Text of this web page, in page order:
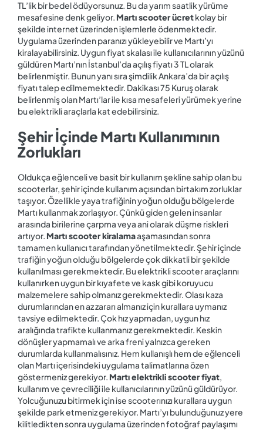
TL’lik bir bedel ödüyorsunuz. Bu da yarım saatlik yürüme
mesafesine denk geliyor. Martı scooter ücretkolay bir
şekilde internet üzerinden işlemlerle ödenmektedir.
Uygulama üzerinden paranızı yükleyebilir ve Martı’yı
kiralayabilirsiniz. Uygun fiyat skalası ile kullanıcılarının yüzünü
güldüren Martı’nın İstanbul’da açılış fiyatı 3 TL olarak
belirlenmiştir. Bunun yanı sıra şimdilik Ankara’da bir açılış
fiyatı talep edilmemektedir. Dakikası 75 Kuruş olarak
belirlenmiş olan Martı’lar ile kısa mesafeleri yürümek yerine
bu elektrikli araçlarla kat edebilirsiniz.
Şehir İçinde Martı Kullanımının
Zorlukları
Oldukça eğlenceli ve basit bir kullanım şekline sahip olan bu
scooterlar, şehir içinde kullanım açısından birtakım zorluklar
taşıyor. Özellikle yaya trafiğinin yoğun olduğu bölgelerde
Martı kullanmak zorlaşıyor. Çünkü giden gelen insanlar
arasında birilerine çarpma veya ani olarak düşme riskleri
artıyor. Martı scooter kiralamaaşamasından sonra
tamamen kullanıcı tarafından yönetilmektedir. Şehir içinde
trafiğin yoğun olduğu bölgelerde çok dikkatli bir şekilde
kullanılması gerekmektedir. Bu elektrikli scooter araçlarını
kullanırken uygun bir kıyafete ve kask gibi koruyucu
malzemelere sahip olmanız gerekmektedir. Olası kaza
durumlarından en az zararı almanız için kurallara uymanız
tavsiye edilmektedir. Çok hız yapmadan, uygun hız
aralığında trafikte kullanmanız gerekmektedir. Keskin
dönüşler yapmamalı ve arka freni yalnızca gereken
durumlarda kullanmalısınız. Hem kullanışlı hem de eğlenceli
olan Martı içerisindeki uygulama talimatlarına özen
göstermeniz gerekiyor. Martı elektrikli scooter fiyat,
kullanım ve çevreciliği ile kullanıcılarının yüzünü güldürüyor.
Yolcuğunuzu bitirmek için ise scooterınızı kurallara uygun
şekilde park etmeniz gerekiyor. Martı’yı bulunduğunuz yere
kilitledikten sonra uygulama üzerinden fotoğraf paylaşımı